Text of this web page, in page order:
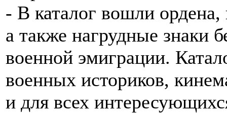
- В каталог вошли
а также нагрудные знаки
военной эмиграции.
военных историков,
и для всех